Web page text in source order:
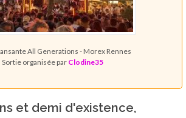
All Generations - Morex Rennes
Sortie organisée par Clodine35
et demi d'existence,